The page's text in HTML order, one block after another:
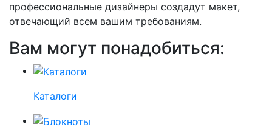
профессиональные дизайнеры создадут макет,
отвечающий всем вашим требованиям.
Вам могут понадобиться:
Каталоги